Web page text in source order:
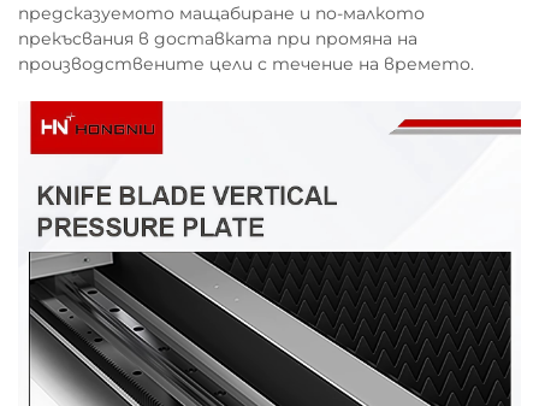
предсказуемото мащабиране и по-малкото
прекъсвания в доставката при промяна на
производствените цели с течение на времето.